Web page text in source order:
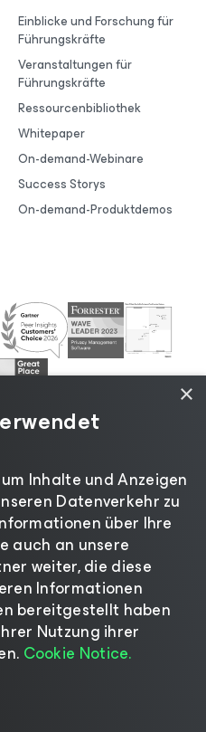
Einblicke und Forschung für
Führungskräfte
Veranstaltungen für
Führungskräfte
Ressourcenbibliothek
Whitepaper
On-demand-Webinare
Success Storys
On-demand-Produktdemos
|Datenschutzrichtlinie|
Lizenzierungsrichtlinie|
| Impressum
ändern
×
Inhalte und Anzeigen
Datenverkehr zu
über Ihre
auch an unsere
weiter, die diese
Informationen
bereitgestellt haben
Nutzung ihrer
Cookie Notice.